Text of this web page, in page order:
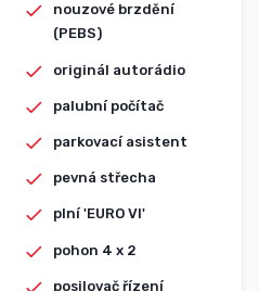
nouzové brzdění
(PEBS)
originál autorádio
palubní počítač
parkovací asistent
pevná střecha
plní 'EURO VI'
pohon 4 x 2
posilovač řízení